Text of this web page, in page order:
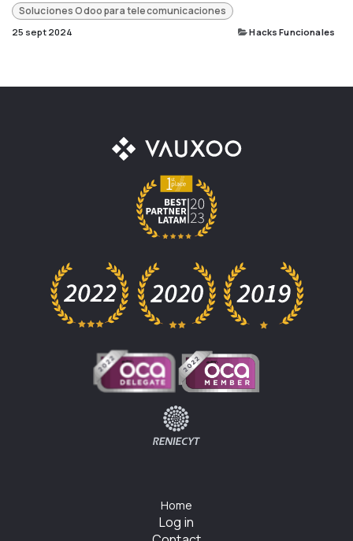
Soluciones Odoo para telecomunicaciones
25 sept 2024 Hacks Funcionales
Home
Log in